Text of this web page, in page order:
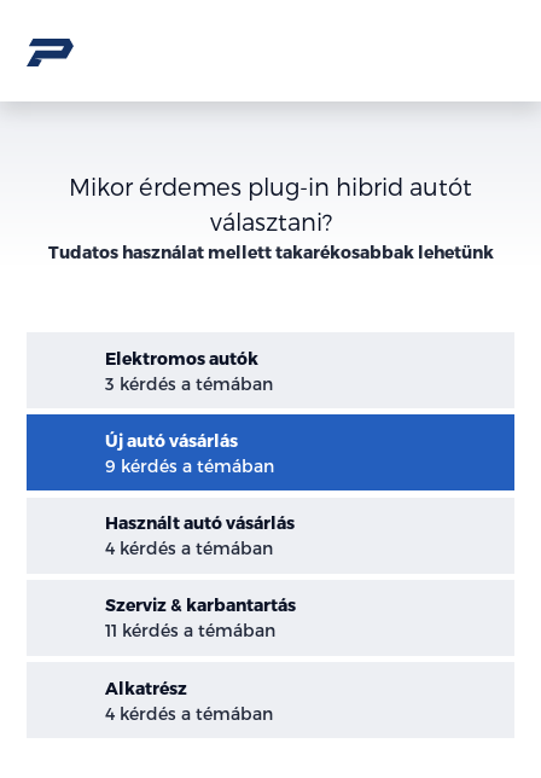
Mikor érdemes plug-in hibrid autót
választani?
Tudatos használat mellett takarékosabbak lehetünk
Elektromos autók
3 kérdés a témában
Új autó vásárlás
9 kérdés a témában
Használt autó vásárlás
4 kérdés a témában
Szerviz & karbantartás
11 kérdés a témában
Alkatrész
4 kérdés a témában